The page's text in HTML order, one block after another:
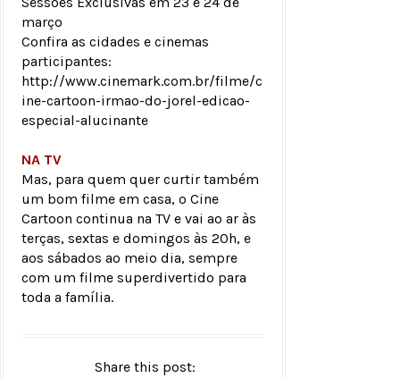
março
Confira as cidades e cinemas
participantes:
http://www.cinemark.com.br/filme/c
ine-cartoon-irmao-do-jorel-edicao-
especial-alucinante
NA TV
Mas, para quem quer curtir também
um bom filme em casa, o Cine
Cartoon continua na TV e vai ao ar às
terças, sextas e domingos às 20h, e
aos sábados ao meio dia, sempre
com um filme superdivertido para
toda a família.
Share this post: